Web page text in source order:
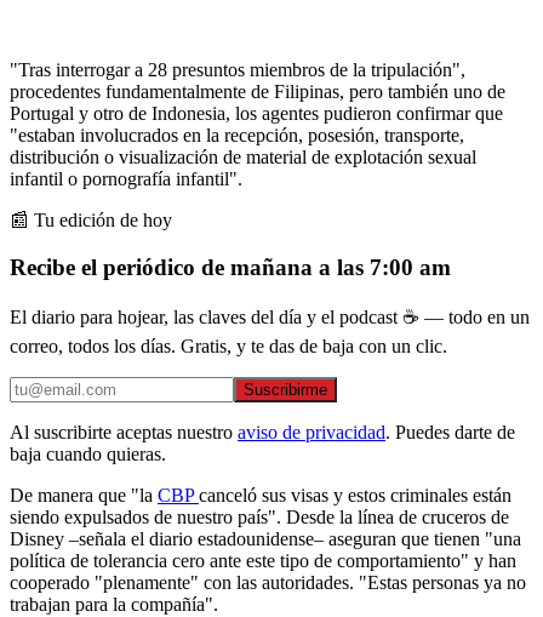
"Tras interrogar a 28 presuntos miembros de la tripulación",
procedentes fundamentalmente de Filipinas, pero también uno de
Portugal y otro de Indonesia, los agentes pudieron confirmar que
"estaban involucrados en la recepción, posesión, transporte,
distribución o visualización de material de explotación sexual
infantil o pornografía infantil".
📰 Tu edición de hoy
Recibe el periódico de mañana a las 7:00 am
El diario para hojear, las claves del día y el podcast ☕ — todo en un
correo, todos los días. Gratis, y te das de baja con un clic.
Suscribirme
Al suscribirte aceptas nuestro aviso de privacidad. Puedes darte de
baja cuando quieras.
De manera que "la CBPcanceló sus visas y estos criminales están
siendo expulsados de nuestro país". Desde la línea de cruceros de
Disney –señala el diario estadounidense– aseguran que tienen "una
política de tolerancia cero ante este tipo de comportamiento" y han
cooperado "plenamente" con las autoridades. "Estas personas ya no
trabajan para la compañía".